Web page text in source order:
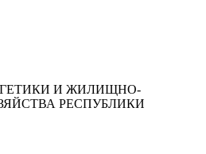
И ЖИЛИЩНО-
РЕСПУБЛИКИ